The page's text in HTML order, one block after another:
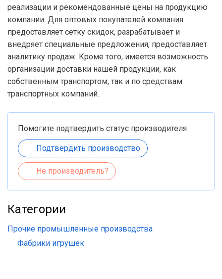
реализации и рекомендованные цены на продукцию
компании. Для оптовых покупателей компания
предоставляет сетку скидок, разрабатывает и
внедряет специальные предложения, предоставляет
аналитику продаж. Кроме того, имеется возможность
организации доставки нашей продукции, как
собственным транспортом, так и по средствам
транспортных компаний.
Помогите подтвердить статус производителя
Подтвердить производство
Не производитель?
Категории
Прочие промышленные производства
Фабрики игрушек